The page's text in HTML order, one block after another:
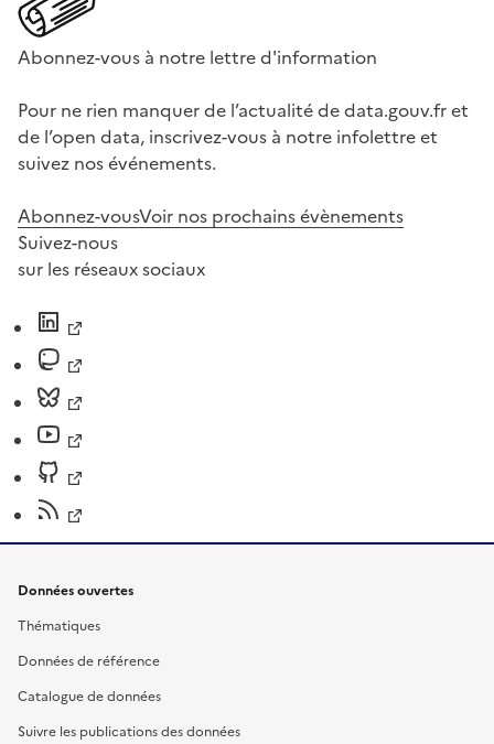
Abonnez-vous à notre lettre d'information
Pour ne rien manquer de l’actualité de data.gouv.fr et
de l’open data, inscrivez-vous à notre infolettre et
suivez nos événements.
Abonnez-vousVoir nos prochains évènements
Suivez-nous
sur les réseaux sociaux
Données ouvertes
Thématiques
Données de référence
Catalogue de données
Suivre les publications des données